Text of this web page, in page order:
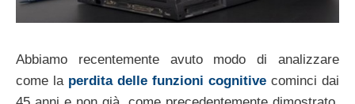
Abbiamo recentemente avuto modo di analizzare
come la perdita delle funzioni cognitive cominci dai